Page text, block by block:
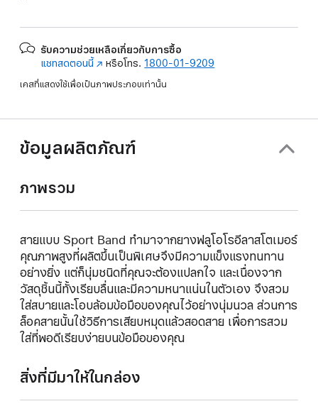
รับความช่วยเหลือเกี่ยวกับการซื้อ
แชทสดตอนนี้(เปิด
หน้าต่าง
หรือโทร. 1800-01-9209
เคสที่แสดงใช้เพื่อเป็นภาพประกอบเท่านั้น
ข้อมูลผลิตภัณฑ์
ภาพรวม
สายแบบ Sport Band ทำมาจากยางฟลูโอโรอีลาสโตเมอร์
คุณภาพสูงที่ผลิตขึ้นเป็นพิเศษจึงมีความแข็งแรงทนทาน
อย่างยิ่ง แต่ก็นุ่มชนิดที่คุณจะต้องแปลกใจ และเนื่องจาก
วัสดุชิ้นนี้ทั้งเรียบลื่นและมีความหนาแน่นในตัวเอง จึงสวม
ใส่สบายและโอบล้อมข้อมือของคุณไว้อย่างนุ่มนวล ส่วนการ
ล็อคสายนั้นใช้วิธีการเสียบหมุดแล้วสอดสาย เพื่อการสวม
ใส่ที่พอดีเรียบง่ายบนข้อมือของคุณ
สิ่งที่มีมาให้ในกล่อง